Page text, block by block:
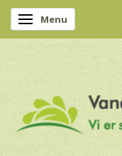
Skifte navigation
Menu